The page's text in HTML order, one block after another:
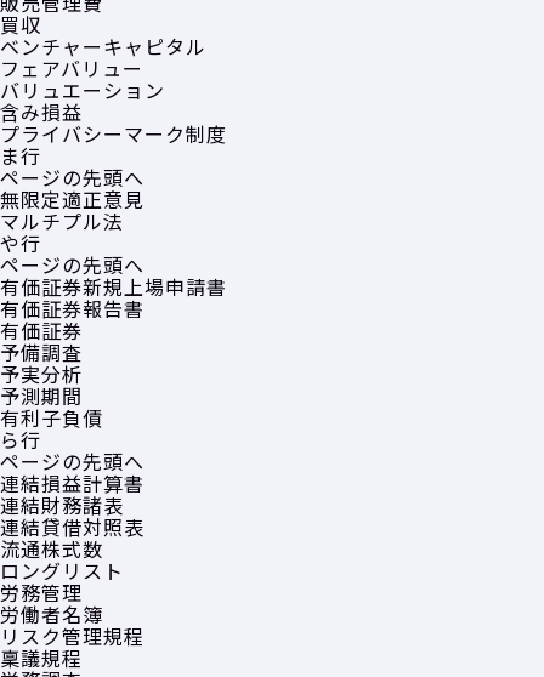
買収
ベンチャーキャピタル
フェアバリュー
バリュエーション
含み損益
プライバシーマーク制度
ま行
ページの先頭へ
無限定適正意見
マルチプル法
や行
ページの先頭へ
有価証券新規上場申請書
有価証券報告書
有価証券
予備調査
予実分析
予測期間
有利子負債
ら行
ページの先頭へ
連結損益計算書
連結財務諸表
連結貸借対照表
流通株式数
ロングリスト
労務管理
労働者名簿
リスク管理規程
稟議規程